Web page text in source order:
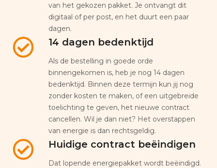
van het gekozen pakket. Je ontvangt dit
digitaal of per post, en het duurt een paar
dagen.
14 dagen bedenktijd
Als de bestelling in goede orde
binnengekomen is, heb je nog 14 dagen
bedenktijd. Binnen deze termijn kun jij nog
zonder kosten te maken, of een uitgebreide
toelichting te geven, het nieuwe contract
cancellen. Wil je dan niet? Het overstappen
van energie is dan rechtsgeldig.
Huidige contract beëindigen
Dat lopende energiepakket wordt beëindigd.